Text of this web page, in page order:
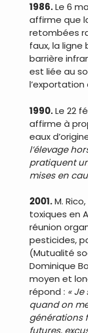
1986.Le 6
affirme que
retombées
faux, la ligne
barrière
est liée au
1990.Le 22
affirme à
eaux
l’élevage
pratiquent
mises en
2001.M.
toxiques en
réunion
pesticides,
(Mutualité
Dominique
moyen et
répond : «
quand on
générations
futures,